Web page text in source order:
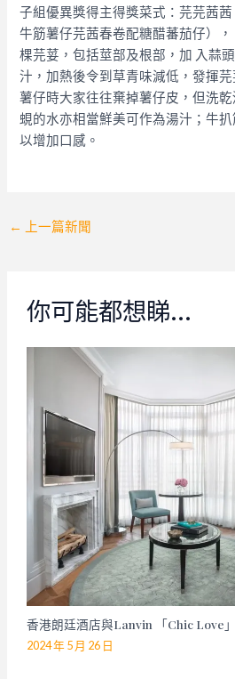
子組優異獎得主得獎菜式：芫芫茜茜
牛筋薯仔芫茜春卷配糖醋蕃茄仔）
棵芫荽，包括莖部及根部，加 入蒜
汁，加熱後令到草青味減低，發揮
薯仔時大家往往棄掉薯仔皮，但洗
蜆的水亦相當鮮美可作為湯汁；牛
以增加口感。
Post
← 上一篇新聞
你可能都想睇…
香港朗廷酒店與Lanvin 「Chic Love
2024 年 5 月 26 日